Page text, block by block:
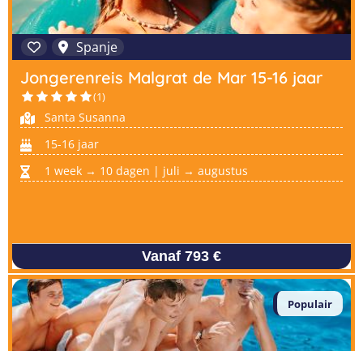
Spanje
Jongerenreis Malgrat de Mar 15-16 jaar
(1)
Santa Susanna
15-16 jaar
1 week → 10 dagen | juli → augustus
Vanaf 793 €
Populair